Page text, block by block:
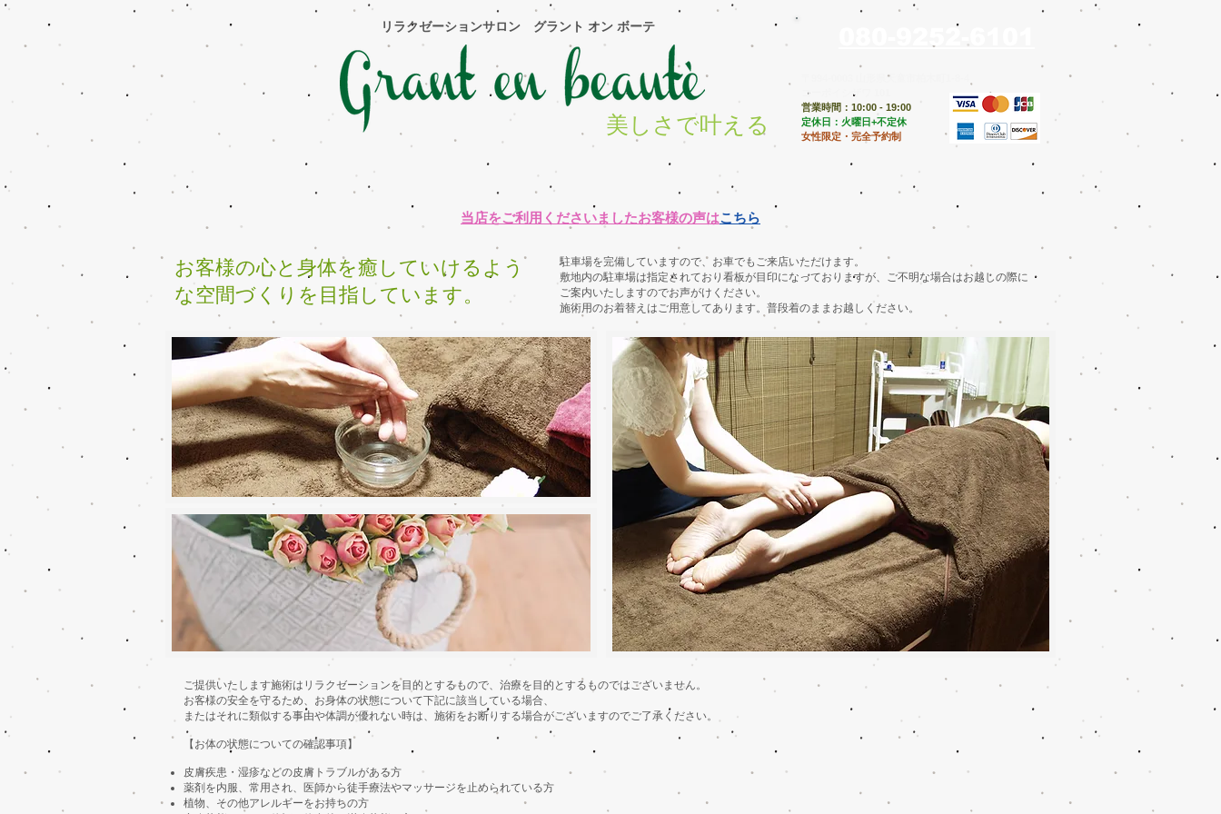
​リラクゼーションサロン グラント オン ボーテ
美しさで叶える
080-9252-6101
〒994-0003 山形県天童市柏木町1-8-4
コーポイシザワ 101
営業時間：10:00 - 19:00
​定休日：火曜日+不定休
女性限定・完全予約制
ホーム マッサージ・エステ・フェイシャル おすすめメニュー メニュー・予約日時の選択 ブログ
​当店をご利用くださいましたお客様の声はこちら
お客様の心と身体を癒していけるよう
な空間づくりを目指しています。
駐車場を完備していますので、お車でもご来店いただけます。
​敷地内の駐車場は指定されており看板が目印になっておりますが、ご不明な場合はお越しの際に
ご案内いたしますのでお声がけください。
​施術用のお着替えはご用意してあります。普段着のままお越しください。
ご提供いたします施術はリラクゼーションを目的とするもので、治療を目的とするものではございません。
お客様の安全を守るため、お身体の状態について下記に該当している場合、
またはそれに類似する事由や体調が優れない時は、施術をお断りする場合がございますのでご了承ください。​
【お体の状態についての確認事項】
皮膚疾患・湿疹などの皮膚トラブルがある方
薬剤を内服、常用され、医師から徒手療法やマッサージを止められている方
植物、その他アレルギーをお持ちの方